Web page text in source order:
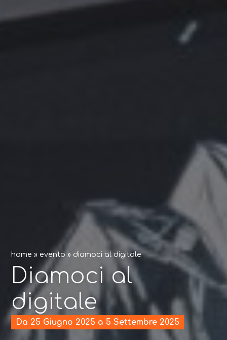
home » evento » diamoci al digitale
Diamoci al
digitale
Da 25 Giugno 2025 a 5 Settembre 2025